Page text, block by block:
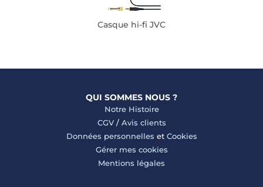
Casque hi-fi JVC
QUI SOMMES NOUS ?
Notre Histoire
CGV/ Avis clients
Données personnelles et Cookies
Gérer mes cookies
Mentions légales